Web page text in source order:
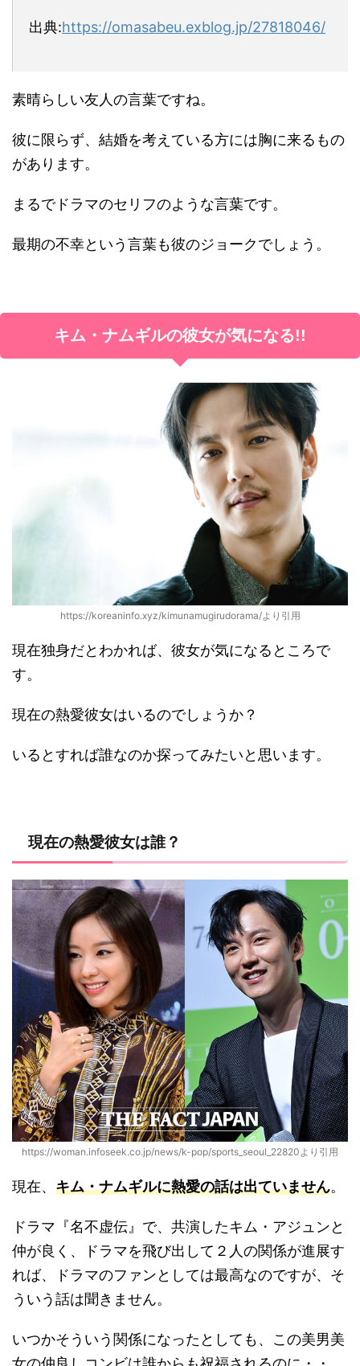
出典:https://omasabeu.exblog.jp/27818046/
素晴らしい友人の言葉ですね。
彼に限らず、結婚を考えている方には胸に来るもの
があります。
まるでドラマのセリフのような言葉です。
最期の不幸という言葉も彼のジョークでしょう。
キム・ナムギルの彼女が気になる!!
https://koreaninfo.xyz/kimunamugirudorama/より引用
現在独身だとわかれば、彼女が気になるところで
す。
現在の熱愛彼女はいるのでしょうか？
いるとすれば誰なのか探ってみたいと思います。
現在の熱愛彼女は誰？
https://woman.infoseek.co.jp/news/k-pop/sports_seoul_22820より引用
現在、 キム・ナムギルに熱愛の話は出ていません。
ドラマ『名不虚伝』で、共演したキム・アジュンと
仲が良く、ドラマを飛び出して２人の関係が進展す
れば、ドラマのファンとしては最高なのですが、そ
ういう話は聞きません。
いつかそういう関係になったとしても、この美男美